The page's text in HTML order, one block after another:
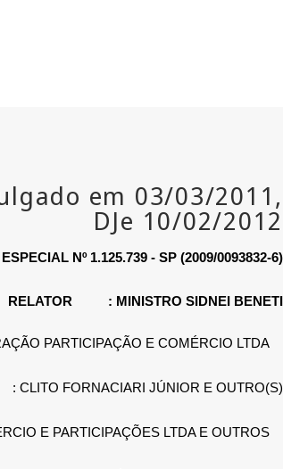
Nº 1.125.739 - SP (2009/0093832-6)
RELATOR : MINISTRO SIDNEI BENETI
PARTICIPAÇÃO E COMÉRCIO LTDA
: CLITO FORNACIARI JÚNIOR E OUTRO(S)
E PARTICIPAÇÕES LTDA E OUTROS